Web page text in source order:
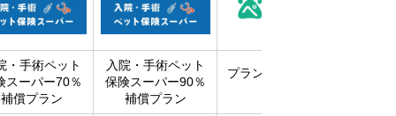
・手術ペット
スーパー70％
補償プラン
入院・手術ペット
保険スーパー90％
補償プラン
プラン50 スタンダ